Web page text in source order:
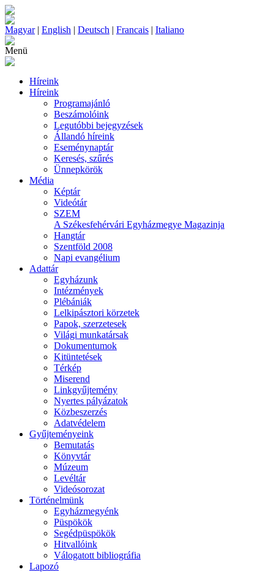
Magyar| English | Deutsch | Francais | Italiano
Menü
Híreink
Híreink
Programajánló
Beszámolóink
Legutóbbi bejegyzések
Állandó híreink
Eseménynaptár
Keresés, szűrés
Ünnepkörök
Média
Képtár
Videótár
SZEM
A Székesfehérvári Egyházmegye Magazinja
Hangtár
Szentföld 2008
Napi evangélium
Adattár
Egyházunk
Intézmények
Plébániák
Lelkipásztori körzetek
Papok, szerzetesek
Világi munkatársak
Dokumentumok
Kitüntetések
Térkép
Miserend
Linkgyűjtemény
Nyertes pályázatok
Közbeszerzés
Adatvédelem
Gyűjteményeink
Bemutatás
Könyvtár
Múzeum
Levéltár
Videósorozat
Történelmünk
Egyházmegyénk
Püspökök
Segédpüspökök
Hitvallóink
Válogatott bibliográfia
Lapozó